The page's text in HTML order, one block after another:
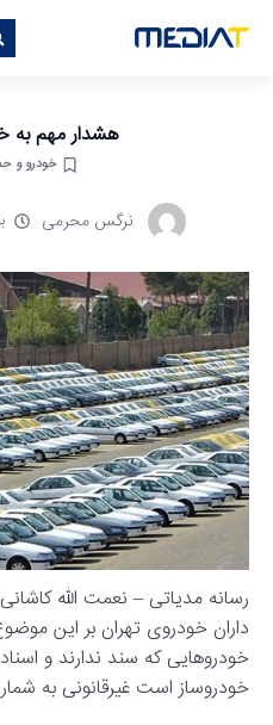
هشدار مهم به
خودرو و
نرگس محرمی
رسانه مدیاتی – نعمت الله
داران خودروی تهران بر این
خودروهایی که سند ندارند و
خودروساز است غیرقانونی به